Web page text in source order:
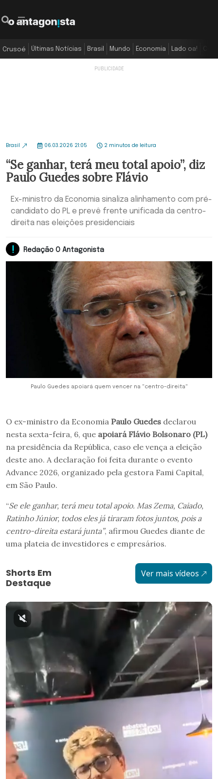
Crusoé Últimas Notícias Brasil Mundo Economia Lado oa!
Brasil 06.03.2026 21:05 2 minutos de leitura
“Se ganhar, terá meu total apoio”, diz
Paulo Guedes sobre Flávio
Ex-ministro da Economia sinaliza alinhamento com pré-
candidato do PL e prevê frente unificada da centro-
direita nas eleições presidenciais
Redação O Antagonista
Paulo Guedes apoiará quem vencer na "centro-direita"
O ex-ministro da Economia Paulo Guedes declarou
nesta sexta-feira, 6, que apoiará Flávio Bolsonaro (PL)
na presidência da República, caso ele vença a eleição
deste ano. A declaração foi feita durante o evento
Advance 2026, organizado pela gestora Fami Capital,
em São Paulo.
“Se ele ganhar, terá meu total apoio. Mas Zema, Caiado,
Ratinho Júnior, todos eles já tiraram fotos juntos, pois a
centro-direita estará junta”, afirmou Guedes diante de
uma plateia de investidores e empresários.
Shorts Em
Destaque
Ver mais vídeos